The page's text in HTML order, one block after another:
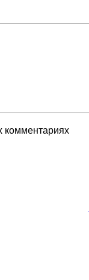
комментариях